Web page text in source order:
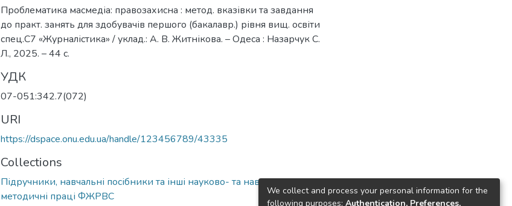
Проблематика масмедіа: правозахисна : метод. вказівки та завдання
до практ. занять для здобувачів першого (бакалавр.) рівня вищ. освіти
спец.С7 «Журналістика» / уклад.: А. В. Житнікова. – Одеса : Назарчук С.
Л., 2025. – 44 с.
УДК
07-051:342.7(072)
URI
https://dspace.onu.edu.ua/handle/123456789/43335
Collections
Підручники, навчальні посібники та інші науково- та навчально-
методичні праці ФЖРВС
We collect and process your personal information for the
following purposes: Authentication, Preferences,